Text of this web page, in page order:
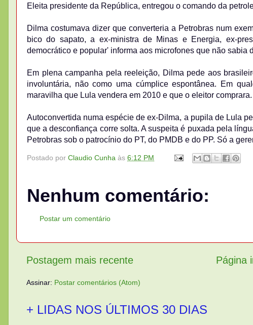
Eleita presidente da República, entregou o comando da
Dilma costumava dizer que converteria a Petrobras num
bico do sapato, a ex-ministra de Minas e Energia, ex-
democrático e popular' informa aos microfones que não sabia
Em plena campanha pela reeleição, Dilma pede aos
involuntária, não como uma cúmplice espontânea. Em
maravilha que Lula vendera em 2010 e que o eleitor comprara.
Autoconvertida numa espécie de ex-Dilma, a pupila de Lula
que a desconfiança corre solta. A suspeita é puxada pela
Petrobras sob o patrocínio do PT, do PMDB e do PP. Só a
Postado por Claudio Cunha às 6:12 PM
Nenhum comentário:
Postar um comentário
Postagem mais recente Página
Assinar: Postar comentários (Atom)
+ LIDAS NOS ÚLTIMOS 30 DIAS